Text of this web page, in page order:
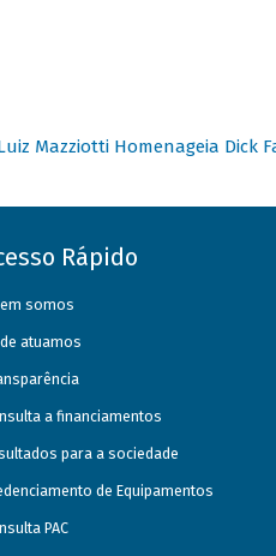
Luiz Mazziotti Homenageia Dick
Rápido
somos
atuamos
a financiamentos
para a sociedade
de Equipamentos
PAC